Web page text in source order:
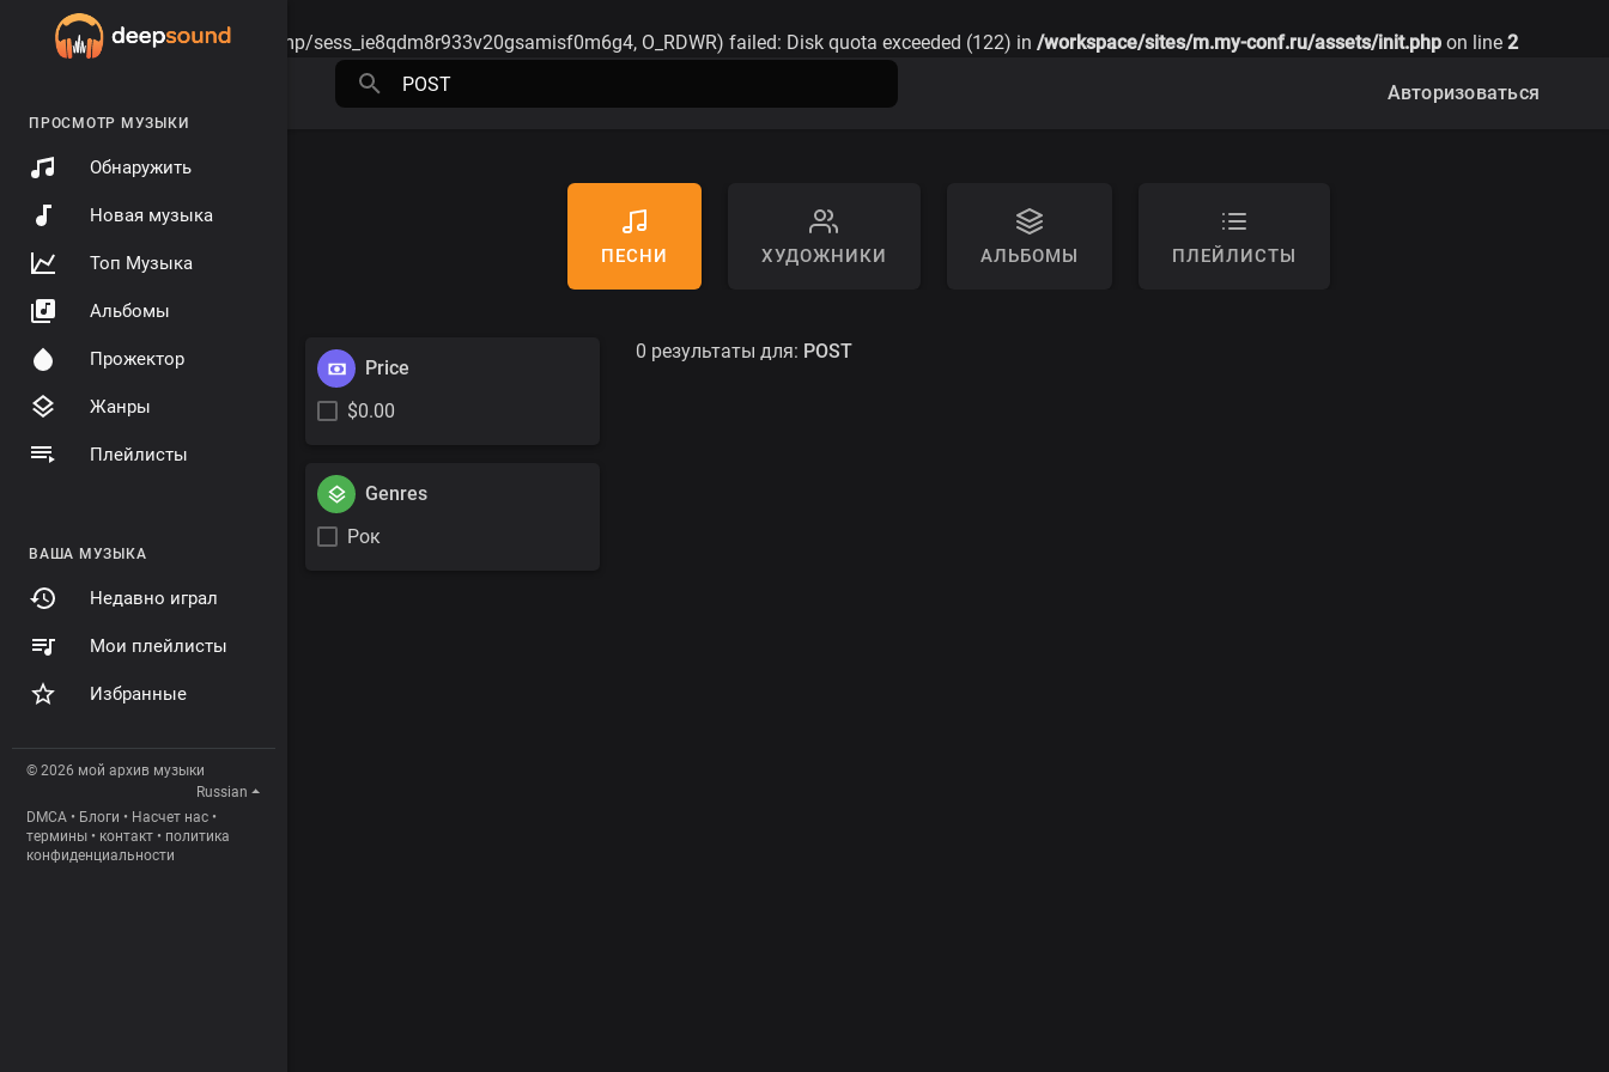
Warning: session_start(): open(/tmp/sess_ie8qdm8r933v20gsamisf0m6g4, O_RDWR) failed: Disk quota exceeded (122) in /workspace/sites/m.my-conf.ru/assets/init.php on line 2
ПРОСМОТР МУЗЫКИ
Обнаружить
Новая музыка
Топ Музыка
Альбомы
Прожектор
Жанры
Плейлисты
ВАША МУЗЫКА
Недавно играл
Мои плейлисты
Избранные
© 2026 мой архив музыки
Russian
DMCA • Блоги • Насчет нас •
термины • контакт • политика
конфиденциальности
Авторизоваться
ПЕСНИ ХУДОЖНИКИ АЛЬБОМЫ ПЛЕЙЛИСТЫ
Price
$0.00
Genres
Рок
0 результаты для: POST